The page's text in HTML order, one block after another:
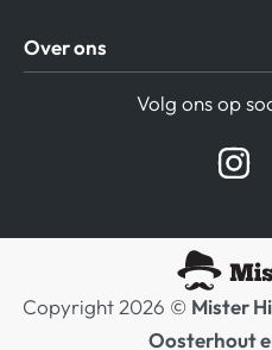
Privacy beleid
Verzending / Retour
Over ons
Hifi winkel Raamsdonksveer
Volg ons op
Copyright 2026 © Mister
Oosterhout